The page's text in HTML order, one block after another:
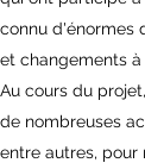
connu d'énormes
et changements à
Au cours du
de nombreuses
entre autres, pour